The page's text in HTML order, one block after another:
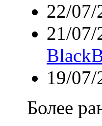
22/07/
21/07/
19/07/
Более